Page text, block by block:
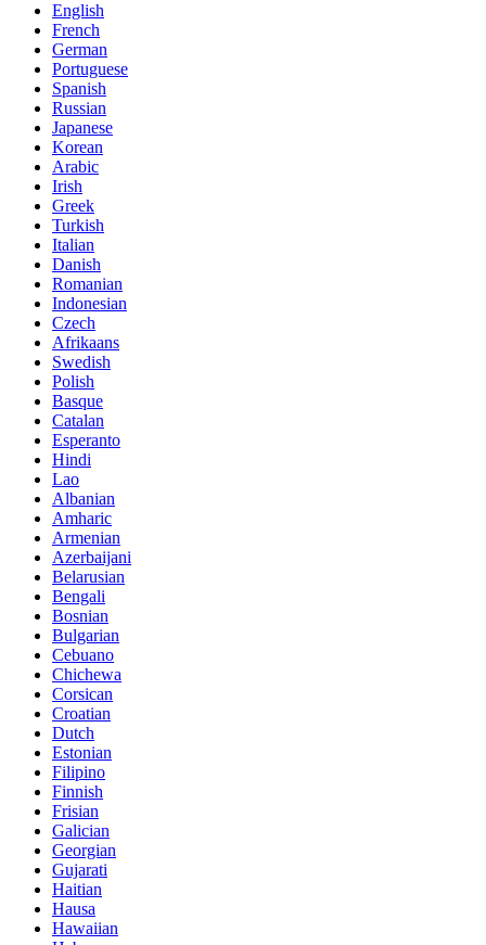
English
French
German
Portuguese
Spanish
Russian
Japanese
Korean
Arabic
Irish
Greek
Turkish
Italian
Danish
Romanian
Indonesian
Czech
Afrikaans
Swedish
Polish
Basque
Catalan
Esperanto
Hindi
Lao
Albanian
Amharic
Armenian
Azerbaijani
Belarusian
Bengali
Bosnian
Bulgarian
Cebuano
Chichewa
Corsican
Croatian
Dutch
Estonian
Filipino
Finnish
Frisian
Galician
Georgian
Gujarati
Haitian
Hausa
Hawaiian